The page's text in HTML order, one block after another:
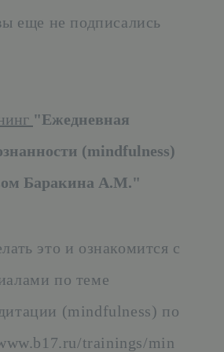
еще не подписались
"Ежедневная
(mindfulness)
Баракина А.М."
это и ознакомится с
по теме
(mindfulness) по
trainings/min